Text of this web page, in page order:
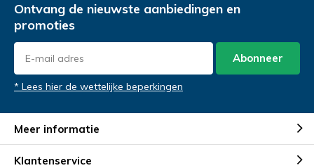
Ontvang de nieuwste aanbiedingen en
promoties
Abonneer
* Lees hier de wettelijke beperkingen
Meer informatie
Klantenservice